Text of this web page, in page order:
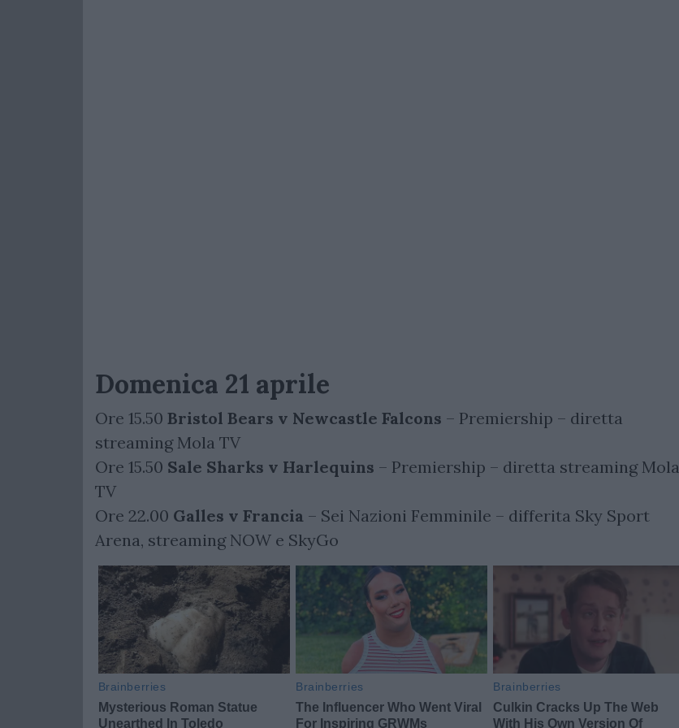
Domenica 21 aprile
Ore 15.50 Bristol Bears v Newcastle Falcons – Premiership – diretta
streaming Mola TV
Ore 15.50 Sale Sharks v Harlequins – Premiership – diretta streaming Mola
TV
Ore 22.00 Galles v Francia – Sei Nazioni Femminile – differita Sky Sport
Arena, streaming NOW e SkyGo